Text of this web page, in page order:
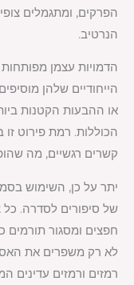
הפרקים, ומתגמלים
הנרטיב.
הדמויות עצמן
הייחודיים שלהן
או ההבעות הקטנות
הכוללות. רמת פירוט
קשרים רגשיים, מה
יתר על כן, השימוש
של סיפורים לסדרה. כל
חפצים ומסגור תורמים
לא רק משפרים את
רמזים ורמזים עדינים